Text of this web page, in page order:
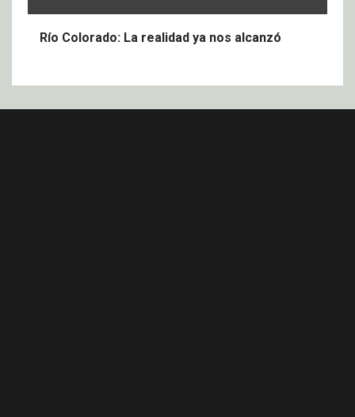
Río Colorado: La realidad ya nos alcanzó